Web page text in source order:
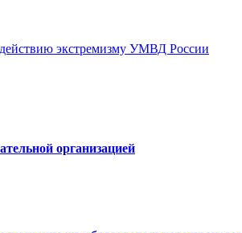
экстремизму УМВД России
организацией